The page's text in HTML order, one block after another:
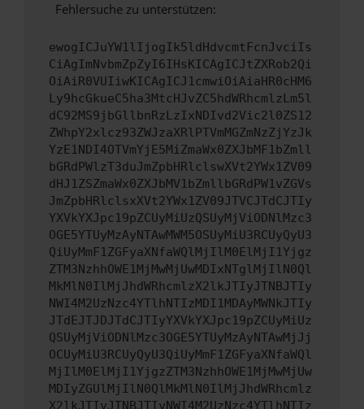
Fehlersuche zu unterstützen:
ewogICJuYW1lIjogIk5ldHdvcmtFcnJvciIs
CiAgImNvbmZpZyI6IHsKICAgICJtZXRob2Qi
OiAiR0VUIiwKICAgICJ1cmwiOiAiaHR0cHM6
Ly9hcGkueC5ha3MtcHJvZC5hdWRhcmlzLm5l
dC92MS9jbGllbnRzLzIxNDIvd2Vic2l0ZS12
ZWhpY2xlcz93ZWJzaXRlPTVmMGZmNzZjYzJk
YzE1NDI4OTVmYjE5MiZmaWx0ZXJbMF1bZmll
bGRdPWlzT3duJmZpbHRlclswXVt2YWx1ZV09
dHJ1ZSZmaWx0ZXJbMV1bZmllbGRdPW1vZGVs
JmZpbHRlclsxXVt2YWx1ZV09JTVCJTdCJTIy
YXVkYXJpc19pZCUyMiUzQSUyMjViODNlMzc3
OGE5YTUyMzAyNTAwMWM5OSUyMiU3RCUyQyU3
QiUyMmF1ZGFyaXNfaWQlMjIlM0ElMjI1Yjgz
ZTM3NzhhOWE1MjMwMjUwMDIxNTglMjIlN0Ql
MkMlN0IlMjJhdWRhcmlzX2lkJTIyJTNBJTIy
NWI4M2UzNzc4YTlhNTIzMDI1MDAyMWNkJTIy
JTdEJTJDJTdCJTIyYXVkYXJpc19pZCUyMiUz
QSUyMjViODNlMzc3OGE5YTUyMzAyNTAwMjJj
OCUyMiU3RCUyQyU3QiUyMmF1ZGFyaXNfaWQl
MjIlM0ElMjI1YjgzZTM3NzhhOWE1MjMwMjUw
MDIyZGUlMjIlN0QlMkMlN0IlMjJhdWRhcmlz
X2lkJTIyJTNBJTIyNWI4M2UzNzc4YTlhNTIz